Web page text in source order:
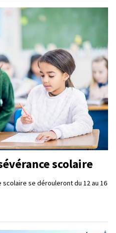
scolaire
se dérouleront du 12 au 16